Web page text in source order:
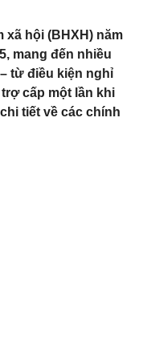
xã hội (BHXH) năm
mang đến nhiều
từ điều kiện nghỉ
cấp một lần khi
tiết về các chính